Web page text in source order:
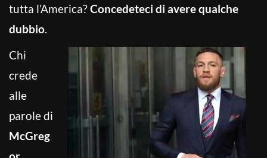
tutta l’America?Concedeteci di avere qualche
dubbio.
Chi
crede
alle
parole di
McGreg